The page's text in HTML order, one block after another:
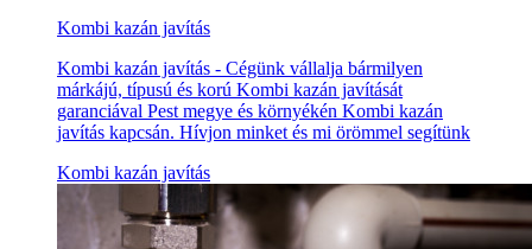
Kombi kazán javítás
Kombi kazán javítás - Cégünk vállalja bármilyen
márkájú, típusú és korú Kombi kazán javítását
garanciával Pest megye és környékén Kombi kazán
javítás kapcsán. Hívjon minket és mi örömmel segítünk
Kombi kazán javítás